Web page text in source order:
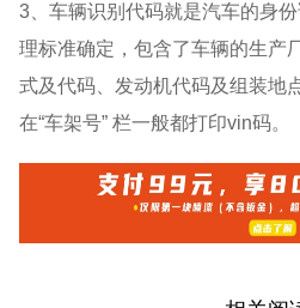
3、车辆识别代码就是汽车的身
理标准确定，包含了车辆的生产
式及代码、发动机代码及组装地
在“车架号” 栏一般都打印vin码。